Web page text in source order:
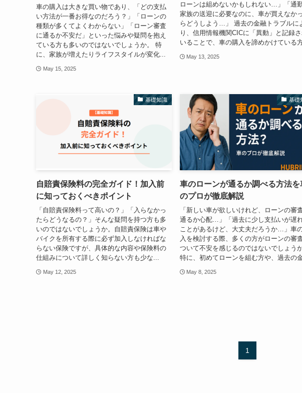
車の購入は大きな買い物であり、「どの支払
い方法が一番お得なのだろう？」「ローンの
種類が多くてよくわからない」「ローン審査
に通るか不安だ」といった悩みや疑問を抱え
ている方も多いのではないでしょうか。 特
に、家族が増えたりライフスタイルが変化...
May 15, 2025
ローンは組めないかもしれない…」「通
家族の送迎に必要なのに、車が買えなか
らどうしよう…」 過去の金融トラブルに
り、信用情報機関CICに「異動」と記録
いることで、車の購入を諦めかけている
May 13, 2025
基礎知識
自賠責保険料の完全ガイド！加入前
に知っておくべきポイント
「自賠責保険料って高いの？」「入らなかっ
たらどうなるの？」そんな疑問を持つ方も多
いのではないでしょうか。自賠責保険は車や
バイクを所有する際に必ず加入しなければな
らない保険ですが、具体的な内容や保険料の
仕組みについて詳しく知らない方も少な...
May 12, 2025
基礎
車のローンが通るか調べる方法を
のプロが徹底解説
「新しい車が欲しいけれど、ローンの審
通るか心配…」「過去に少し支払いが遅
ことがあるけど、大丈夫だろうか…」車
入を検討する際、多くの方がローンの審
ついて不安を感じるのではないでしょうか
特に、初めてローンを組む方や、過去の
May 8, 2025
1